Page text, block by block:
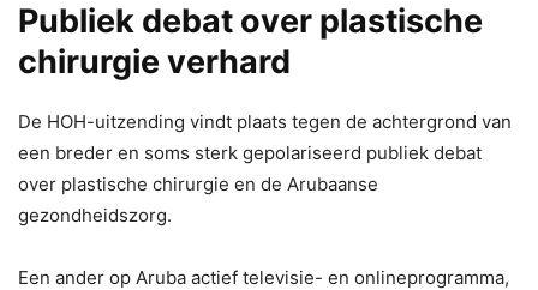
Publiek debat over plastische
chirurgie verhard
De HOH-uitzending vindt plaats tegen de achtergrond van
een breder en soms sterk gepolariseerd publiek debat
over plastische chirurgie en de Arubaanse
gezondheidszorg.
Een ander op Aruba actief televisie- en onlineprogramma,